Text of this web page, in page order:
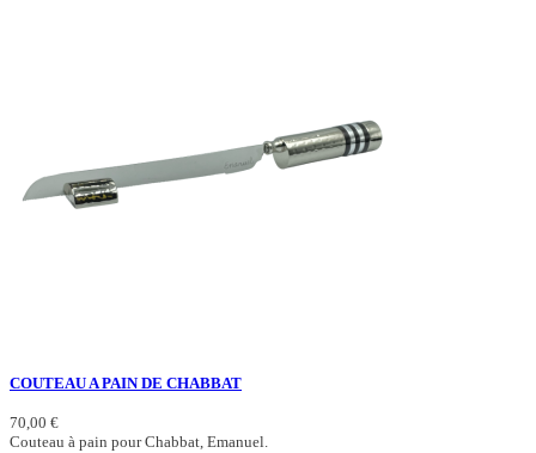
COUTEAU A PAIN DE CHABBAT
70,00 €
Couteau à pain pour Chabbat, Emanuel.